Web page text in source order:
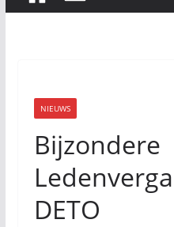
NIEUWS
Bijzondere
DETO